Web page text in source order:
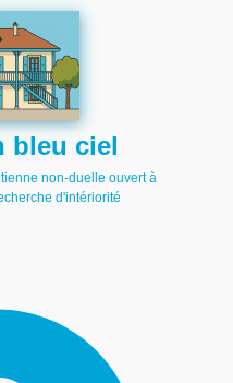
bleu ciel
non-duelle ouvert à
d'intériorité